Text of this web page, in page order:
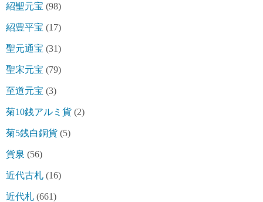
紹聖元宝 (98)
紹豊平宝 (17)
聖元通宝 (31)
聖宋元宝 (79)
至道元宝 (3)
菊10銭アルミ貨 (2)
菊5銭白銅貨 (5)
貨泉 (56)
近代古札 (16)
近代札 (661)